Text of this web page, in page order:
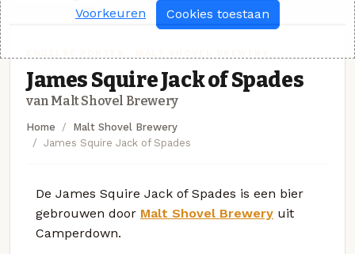
James Squire Jack of Spades
van Malt Shovel Brewery
Home
Malt Shovel Brewery
James Squire Jack of Spades
De James Squire Jack of Spades is een bier
gebrouwen door Malt Shovel Brewery uit
Camperdown.
Voorkeuren Cookies toestaan